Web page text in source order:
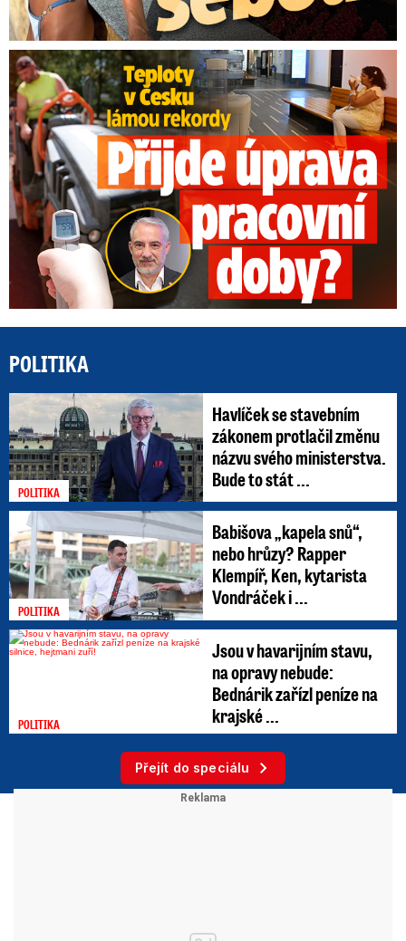
Teploty v Česku lámou rekordy: Přijde úprava pracovní doby?
POLITIKA
POLITIKA
Havlíček se stavebním
zákonem protlačil změnu
názvu svého ministerstva.
Bude to stát ...
POLITIKA
Babišova „kapela snů“,
nebo hrůzy? Rapper
Klempíř, Ken, kytarista
Vondráček i ...
POLITIKA
Jsou v havarijním stavu,
na opravy nebude:
Bednárik zařízl peníze na
krajské ...
Přejít do speciálu